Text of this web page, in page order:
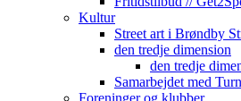
Kultur
Street art i Brøndby
den tredje dimension
den tredje
Samarbejdet med
Foreninger og klubber